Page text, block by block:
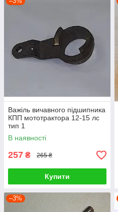
Важіль вичавного підшипника
КПП мототрактора 12-15 лс
тип 1
В наявності
257 ₴ 265 ₴
Купити
–3%